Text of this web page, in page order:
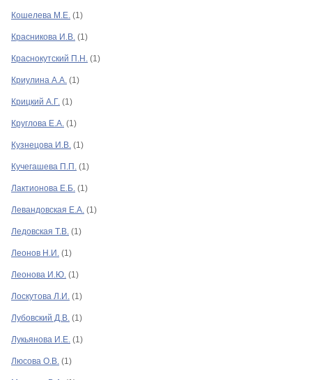
Кошелева М.Е. (1)
Красникова И.В. (1)
Краснокутский П.Н. (1)
Криулина А.А. (1)
Крицкий А.Г. (1)
Круглова Е.А. (1)
Кузнецова И.В. (1)
Кучегашева П.П. (1)
Лактионова Е.Б. (1)
Левандовская Е.А. (1)
Ледовская Т.В. (1)
Леонов Н.И. (1)
Леонова И.Ю. (1)
Лоскутова Л.И. (1)
Лубовский Д.В. (1)
Лукьянова И.Е. (1)
Люсова О.В. (1)